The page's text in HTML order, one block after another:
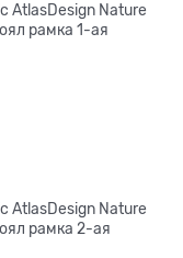
AtlasDesign Nature
рамка 1-ая
AtlasDesign Nature
рамка 2-ая